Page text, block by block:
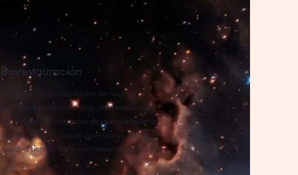
Biorestauración
Para que los planos sutiles de nuestra
existencia puedan florecer, los niveles más
densos deben funcionar de manera óptima.
Las tecnologías son un gran apoyo viable en
nuestro tiempo para mantenernos sanos.